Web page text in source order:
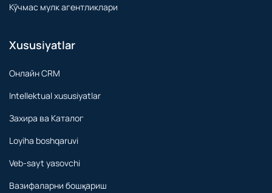
Кўчмас мулк агентликлари
Xususiyatlar
Онлайн CRM
Intellektual xususiyatlar
Захира ва Каталог
Loyiha boshqaruvi
Veb-sayt yasovchi
Вазифаларни бошқариш